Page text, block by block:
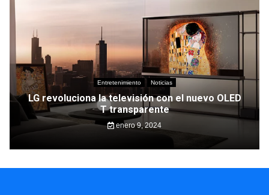
Entretenimiento Noticias
LG revoluciona la televisión con el nuevo OLED
T transparente
enero 9, 2024